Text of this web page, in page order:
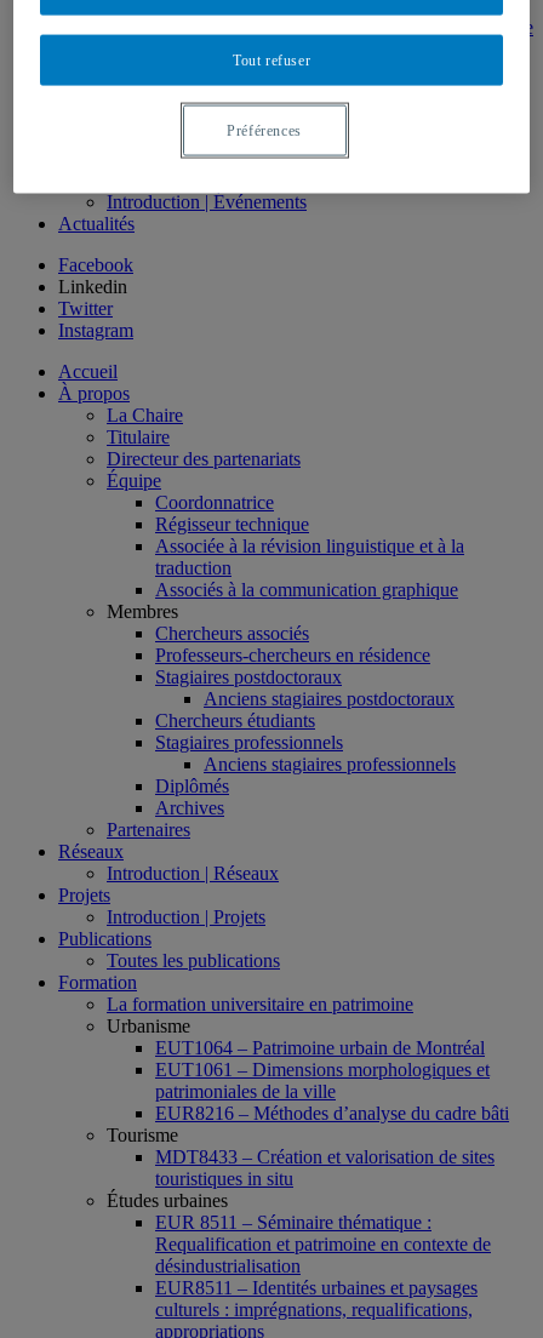
EUT1065 – Gestion et valorisation du patrimoine
Séminaire d’exploration en études urbaines –
Patrimonialisation et représentations
patrimoniales en milieu urbain
Séminaire Patrimonialisation et représentations
patrimoniales en milieu urbain
Introduction | Événements
Actualités
Facebook
Linkedin
Twitter
Instagram
Accueil
À propos
La Chaire
Titulaire
Directeur des partenariats
Équipe
Coordonnatrice
Régisseur technique
Associée à la révision linguistique et à la
traduction
Associés à la communication graphique
Membres
Chercheurs associés
Professeurs-chercheurs en résidence
Stagiaires postdoctoraux
Anciens stagiaires postdoctoraux
Chercheurs étudiants
Stagiaires professionnels
Anciens stagiaires professionnels
Diplômés
Archives
Partenaires
Réseaux
Introduction | Réseaux
Projets
Introduction | Projets
Publications
Toutes les publications
Formation
La formation universitaire en patrimoine
Urbanisme
EUT1064 – Patrimoine urbain de Montréal
EUT1061 – Dimensions morphologiques et
patrimoniales de la ville
EUR8216 – Méthodes d’analyse du cadre bâti
Tourisme
MDT8433 – Création et valorisation de sites
touristiques in situ
Études urbaines
EUR 8511 – Séminaire thématique :
Requalification et patrimoine en contexte de
désindustrialisation
EUR8511 – Identités urbaines et paysages
culturels : imprégnations, requalifications,
appropriations
Tout refuser
Préférences